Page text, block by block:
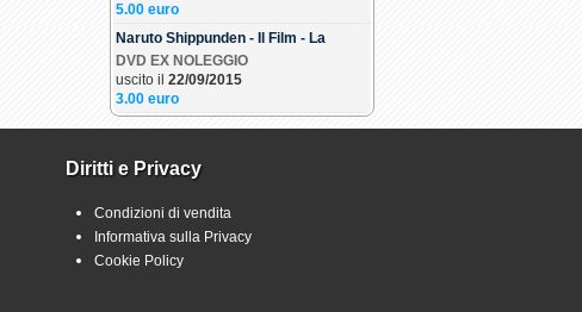
5.00 euro
Naruto Shippunden - Il Film - La
DVD EX NOLEGGIO
uscito il 22/09/2015
3.00 euro
Diritti e Privacy
Condizioni di vendita
Informativa sulla Privacy
Cookie Policy